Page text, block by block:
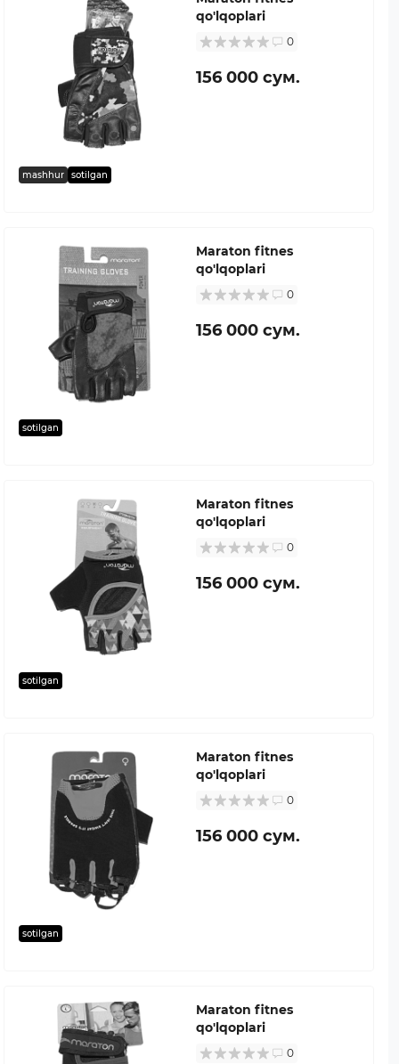
mashhur sotilgan
qo'lqoplari
0
156 000 сум.
sotilgan
Maraton fitnes
qo'lqoplari
0
156 000 сум.
sotilgan
Maraton fitnes
qo'lqoplari
0
156 000 сум.
sotilgan
Maraton fitnes
qo'lqoplari
0
156 000 сум.
Maraton fitnes
qo'lqoplari
0